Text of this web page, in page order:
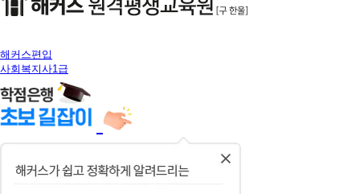
해커스편입
사회복지사1급